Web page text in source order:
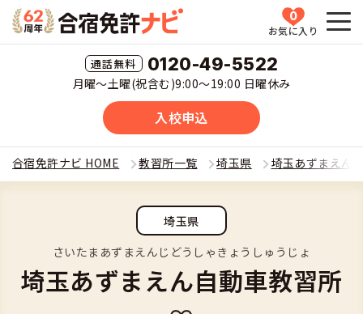
0
お気に入り
0120-49-5522
月曜〜土曜(祝含む)9:00〜19:00 日曜休み
入校申込
HOME
教習所一覧
運転免許の種類(車種)を選ぶ
普通二輪
大型二輪
教習所検索
合宿免許とは
合宿免許とは合宿免許に役立つ情報
合宿免許ナビ HOME 教習所一覧 埼玉県 埼玉あずまえん
埼玉県
さいたまあずまえんじどうしゃきょうしゅうじょ
埼玉あずまえん自動車教習所